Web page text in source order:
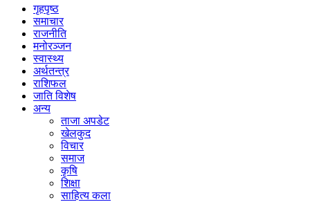
गृहपृष्ठ
समाचार
राजनीति
मनोरञ्जन
स्वास्थ्य
अर्थतन्त्र
राशिफल
जाति विशेष
अन्य
ताजा अपडेट
खेलकुद
विचार
समाज
कृषि
शिक्षा
साहित्य कला